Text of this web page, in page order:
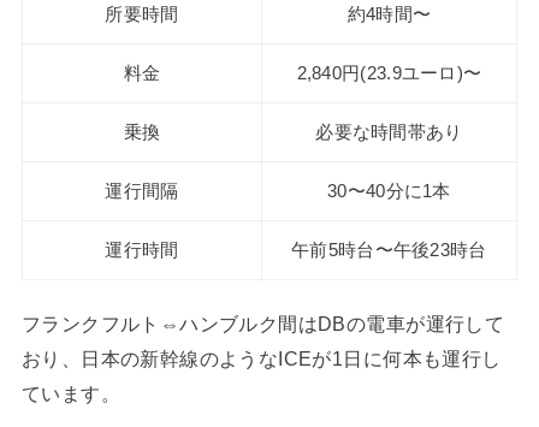
所要時間 約4時間〜
料金 2,840円(23.9ユーロ)〜
乗換 必要な時間帯あり
運行間隔 30〜40分に1本
運行時間 午前5時台〜午後23時台
フランクフルト⇔ハンブルク間はDBの電車が運行して
おり、日本の新幹線のようなICEが1日に何本も運行し
ています。